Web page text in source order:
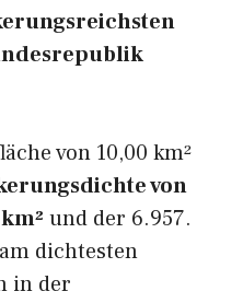
von 10,00 km²
von
und der 6.957.
dichtesten
in der